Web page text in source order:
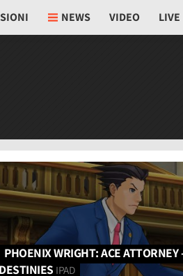
NEWS VIDEO LIVE
PHOENIX WRIGHT: ACE ATTORNEY
IPAD